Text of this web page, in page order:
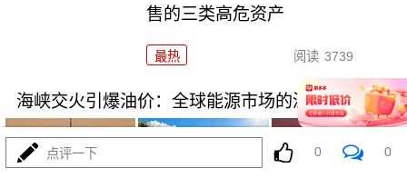
售的三类高危资产
最热 阅读 3739
海峡交火引爆油价：全球能源市场的深度震荡
点评一下 0 0